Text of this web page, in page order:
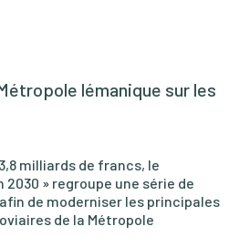
lémanique sur les
milliards de francs, le
2030 » regroupe une série de
de moderniser les principales
de la Métropole